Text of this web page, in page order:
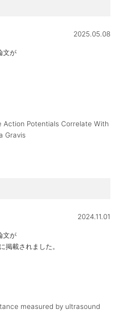
2025.05.08
文が
Action Potentials Correlate With
Gravis
2024.11.01
文が
載されました。
measured by ultrasound